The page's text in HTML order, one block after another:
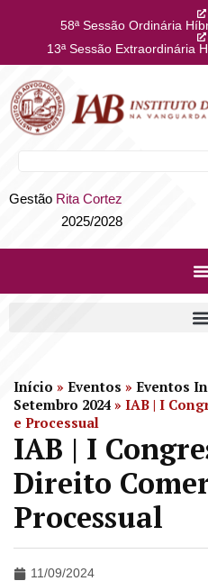
58ª Sessão Ordinária
13ª Sessão Extraordinária
Gestão Rita Cortez
2025/2028
Início » Eventos » Eventos
Setembro 2024 » IAB | I
e Processual
IAB | I
Direito
Processual
11/09/2024